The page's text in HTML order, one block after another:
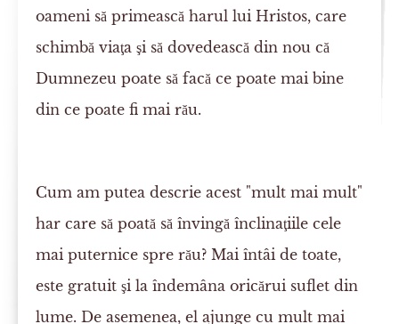
oameni să primească harul lui Hristos, care
schimbă viaţa şi să dovedească din nou că
Dumnezeu poate să facă ce poate mai bine
din ce poate fi mai rău.
Cum am putea descrie acest "mult mai mult"
har care să poată să învingă înclinaţiile cele
mai puternice spre rău? Mai întâi de toate,
este gratuit şi la îndemâna oricărui suflet din
lume. De asemenea, el ajunge cu mult mai